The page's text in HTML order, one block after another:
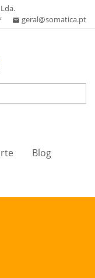
email geral@somatica.pt
Blog